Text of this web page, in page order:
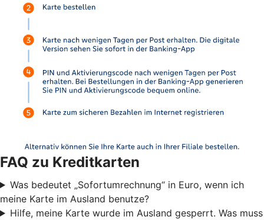
FAQ zu Kreditkarten
Was bedeutet „Sofortumrechnung“ in Euro, wenn ich
meine Karte im Ausland benutze?
Hilfe, meine Karte wurde im Ausland gesperrt. Was muss